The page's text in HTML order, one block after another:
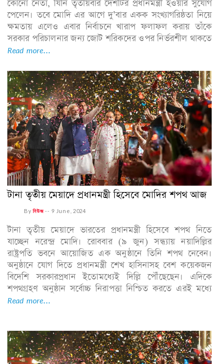
কোনো নেতা, যিনি তৃতীয়বার দেশটির প্রধানমন্ত্রী হওয়ার সুযোগ
পেলেন। তবে মোদি এর আগে দু’বার একক সংখ্যাগরিষ্ঠতা নিয়ে
ক্ষমতায় এলেও এবার নির্বাচনে খারাপ ফলাফল করায় তাঁকে
সরকার পরিচালনার জন্য জোট শরিকদের ওপর নির্ভরশীল থাকতে
Read more...
টানা তৃতীয় মেয়াদে প্রধানমন্ত্রী হিসেবে মোদির শপথ আজ
Byনিউজ -- 9 June, 2024
টানা তৃতীয় মেয়াদে ভারতের প্রধানমন্ত্রী হিসেবে শপথ নিতে
যাচ্ছেন নরেন্দ্র মোদি। রোববার (৯ জুন) সন্ধ্যায় নয়াদিল্লির
রাষ্ট্রপতি ভবনে আয়োজিত এক অনুষ্ঠানে তিনি শপথ নেবেন।
অনুষ্ঠানে যোগ দিতে প্রধানমন্ত্রী শেখ হাসিনাসহ বেশ কয়েকজন
বিদেশি সরকারপ্রধান ইতোমধ্যেই দিল্লি পৌঁছেছেন। এদিকে
শপথগ্রহণ অনুষ্ঠান সর্বোচ্চ নিরাপত্তা নিশ্চিত করতে এরই মধ্যে
Read more...